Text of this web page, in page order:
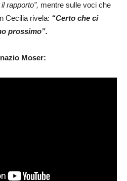
rapporto”, mentre sulle voci che
Cecilia rivela: “Certo che ci
prossimo”.
Moser: